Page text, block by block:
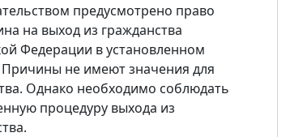
предусмотрено право
на выход из гражданства
Федерации в установленном
Причины не имеют значения для
Однако необходимо соблюдать
процедуру выхода из